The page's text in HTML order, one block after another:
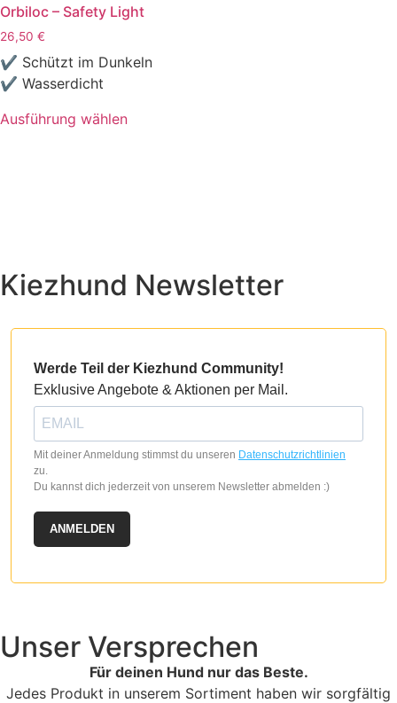
Orbiloc – Safety Light
26,50 €
✔ Schützt im Dunkeln
✔ Wasserdicht
Ausführung wählen
Kiezhund Newsletter
Werde Teil der Kiezhund Community!
Exklusive Angebote & Aktionen per Mail.
Mit deiner Anmeldung stimmst du unseren Datenschutzrichtlinien
zu.
Du kannst dich jederzeit von unserem Newsletter abmelden :)
ANMELDEN
Unser Versprechen
Für deinen Hund nur das Beste.
Jedes Produkt in unserem Sortiment haben wir sorgfältig